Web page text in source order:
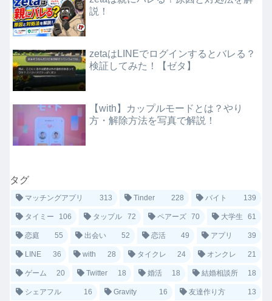
説！
zetaはLINEでログインするとバレる？
検証してみた！【ゼタ】
【with】カップルモードとは？やり
方・解除方法を写真で解説！
タグ
マッチングアプリ 313 Tinder 228 バイト 139
タイミー 106 タップル 72 ペアーズ 70 大学生 61
恋庭 55 出会い 52 恋活 49 アプリ 39
LINE 36 with 28 タイクレ 24 オンクレ 21
ゲーム 20 Twitter 18 婚活 18 結婚相談所 18
シェアフル 16 Gravity 16 友達作り方 13